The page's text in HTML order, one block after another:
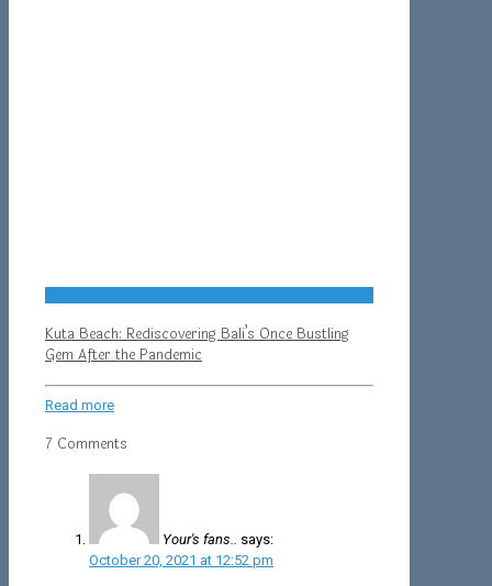
Kuta Beach: Rediscovering Bali’s Once Bustling
Gem After the Pandemic
Read more
7 Comments
Your's fans.. says:
October 20, 2021 at 12:52 pm